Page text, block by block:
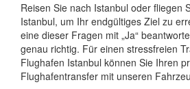
Reisen Sie nach Istanbul oder fliegen
Istanbul, um Ihr endgültiges Ziel zu
eine dieser Fragen mit „Ja“
genau richtig. Für einen stressfreien
Flughafen Istanbul können Sie Ihren
Flughafentransfer mit unseren